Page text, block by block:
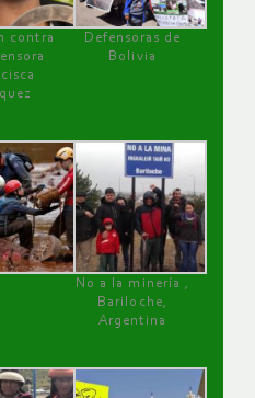
contra
Defensoras de
Bolivia
No a la minería ,
Bariloche,
Argentina